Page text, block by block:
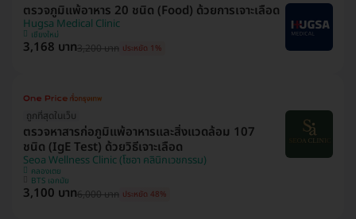
ตรวจภูมิแพ้อาหาร 20 ชนิด (Food) ด้วยการเจาะเลือด
Hugsa Medical Clinic
เชียงใหม่
3,168 บาท3,200 บาท ประหยัด 1%
ถูกที่สุดในเว็บ
ตรวจหาสารก่อภูมิแพ้อาหารและสิ่งแวดล้อม 107
ชนิด (IgE Test) ด้วยวิธีเจาะเลือด
Seoa Wellness Clinic (โซอา คลินิกเวชกรรม)
คลองเตย
BTS เอกมัย
3,100 บาท6,000 บาท ประหยัด 48%